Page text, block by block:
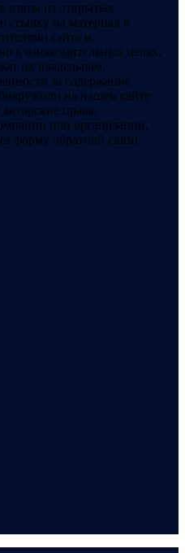
взяты из открытых
на материал в
сайта и
в ознакомительных целях.
их владельцам.
за содержание
на нашем сайте
права,
или организации,
форму обратной связи.